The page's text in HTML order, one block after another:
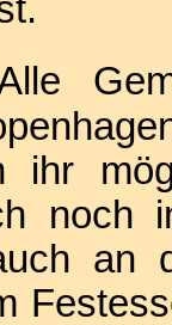
ihr
noch
an